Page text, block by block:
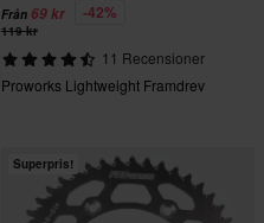
Från 69 kr -42%
119 kr
11 Recensioner
Proworks Lightweight Framdrev
Superpris!